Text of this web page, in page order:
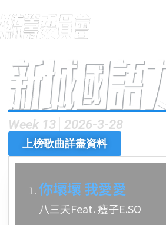
Week 13│2026-3-28
上榜歌曲詳盡資料
你壞壞 我愛愛
八三夭Feat. 瘦子E.SO